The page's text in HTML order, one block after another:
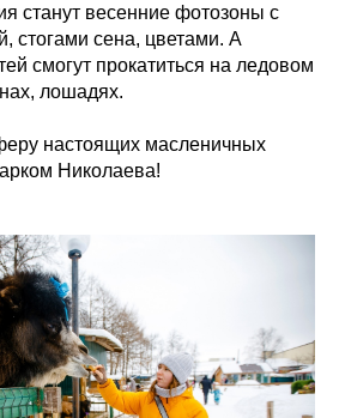
станут весенние фотозоны с
стогами сена, цветами. А
смогут прокатиться на ледовом
лошадях.
настоящих масленичных
Николаева!